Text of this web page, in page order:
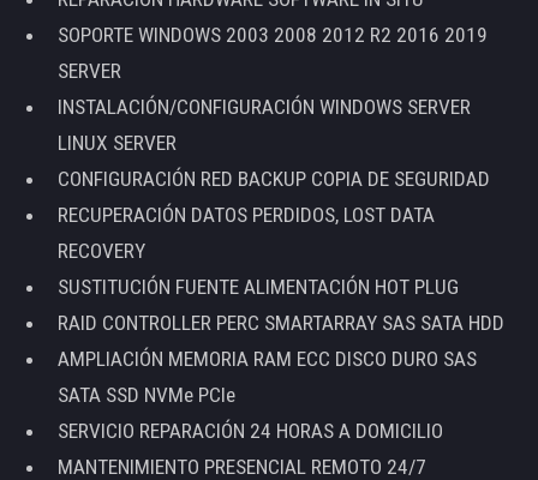
SOPORTE WINDOWS 2003 2008 2012 R2 2016 2019
SERVER
INSTALACIÓN/CONFIGURACIÓN WINDOWS SERVER
LINUX SERVER
CONFIGURACIÓN RED BACKUP COPIA DE SEGURIDAD
RECUPERACIÓN DATOS PERDIDOS, LOST DATA
RECOVERY
SUSTITUCIÓN FUENTE ALIMENTACIÓN HOT PLUG
RAID CONTROLLER PERC SMARTARRAY SAS SATA HDD
AMPLIACIÓN MEMORIA RAM ECC DISCO DURO SAS
SATA SSD NVMe PCIe
SERVICIO REPARACIÓN 24 HORAS A DOMICILIO
MANTENIMIENTO PRESENCIAL REMOTO 24/7